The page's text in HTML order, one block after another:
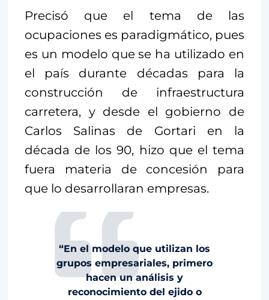
Precisó que el tema de las
ocupaciones es paradigmático, pues
es un modelo que se ha utilizado en
el país durante décadas para la
construcción de infraestructura
carretera, y desde el gobierno de
Carlos Salinas de Gortari en la
década de los 90, hizo que el tema
fuera materia de concesión para
que lo desarrollaran empresas.
“En el modelo que utilizan los
grupos empresariales, primero
hacen un análisis y
reconocimiento del ejido o